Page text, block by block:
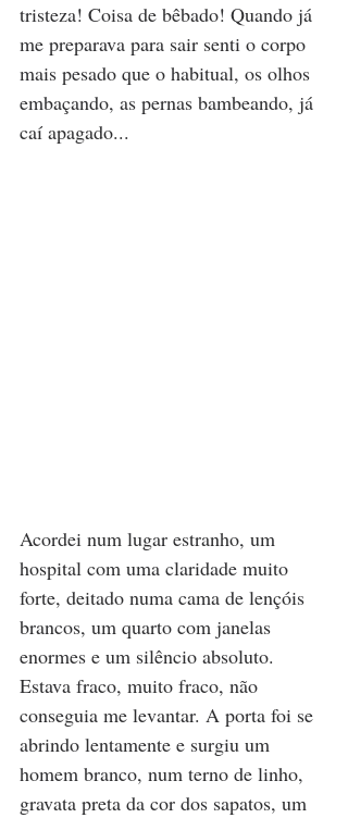
tristeza! Coisa de bêbado! Quando já
me preparava para sair senti o corpo
mais pesado que o habitual, os olhos
embaçando, as pernas bambeando, já
caí apagado...
Acordei num lugar estranho, um
hospital com uma claridade muito
forte, deitado numa cama de lençóis
brancos, um quarto com janelas
enormes e um silêncio absoluto.
Estava fraco, muito fraco, não
conseguia me levantar. A porta foi se
abrindo lentamente e surgiu um
homem branco, num terno de linho,
gravata preta da cor dos sapatos, um